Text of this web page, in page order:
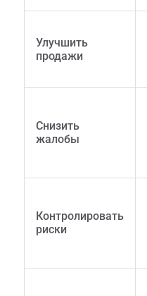
Улучшить
продажи
Снизить
жалобы
Контролировать
риски